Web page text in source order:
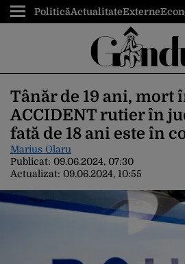
PoliticăActualitateExterne
Tânăr de 19 ani, mort
ACCIDENT rutier în
fată de 18 ani este în
Marius Olaru
Publicat: 09.06.2024, 07:30
Actualizat: 09.06.2024, 10:55